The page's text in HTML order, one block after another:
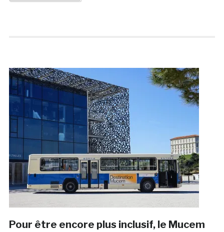
Pour être encore plus inclusif, le Mucem